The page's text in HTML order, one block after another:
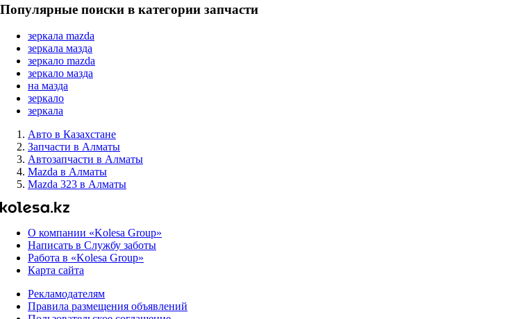
Популярные поиски в категории запчасти
зеркала mazda
зеркала мазда
зеркало mazda
зеркало мазда
на мазда
зеркало
зеркала
Авто в Казахстане
Запчасти в Алматы
Автозапчасти в Алматы
Mazda в Алматы
Mazda 323 в Алматы
О компании «Kolesa Group»
Написать в Службу заботы
Работа в «Kolesa Group»
Карта сайта
Рекламодателям
Правила размещения объявлений